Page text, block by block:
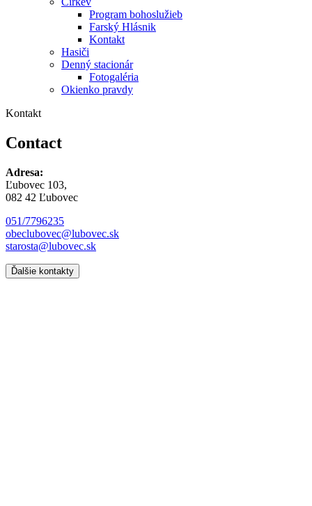
Program bohoslužieb
Farský Hlásnik
Kontakt
Hasiči
Denný stacionár
Fotogaléria
Okienko pravdy
Kontakt
Contact
Adresa:
Ľubovec 103,
082 42 Ľubovec
051/7796235
obeclubovec@lubovec.sk
starosta@lubovec.sk
Ďalšie kontakty